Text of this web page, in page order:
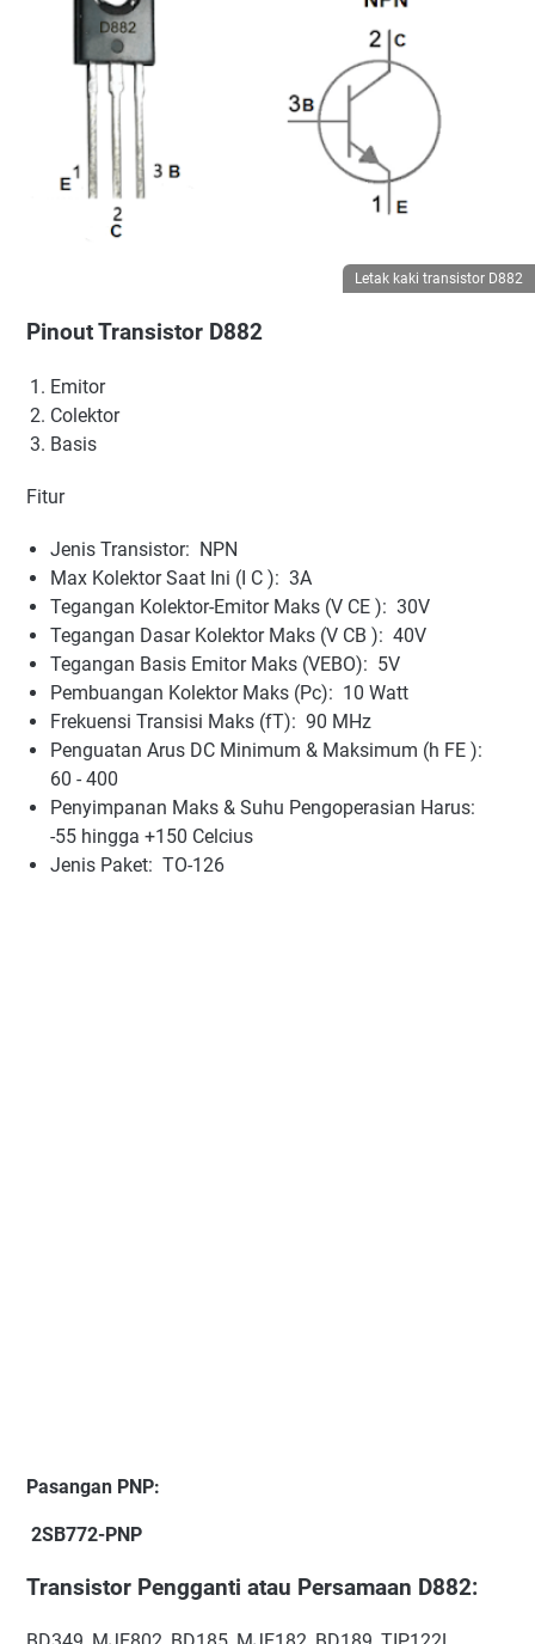
Letak kaki transistor D882
Pinout Transistor D882
Emitor
Colektor
Basis
Fitur
Jenis Transistor: NPN
Max Kolektor Saat Ini (I C ): 3A
Tegangan Kolektor-Emitor Maks (V CE ): 30V
Tegangan Dasar Kolektor Maks (V CB ): 40V
Tegangan Basis Emitor Maks (VEBO): 5V
Pembuangan Kolektor Maks (Pc): 10 Watt
Frekuensi Transisi Maks (fT): 90 MHz
Penguatan Arus DC Minimum & Maksimum (h FE ):
60 - 400
Penyimpanan Maks & Suhu Pengoperasian Harus:
-55 hingga +150 Celcius
Jenis Paket: TO-126
Pasangan PNP:
2SB772-PNP
Transistor Pengganti atau Persamaan D882: